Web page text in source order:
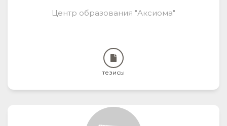
Центр образования "Аксиома"
тезисы